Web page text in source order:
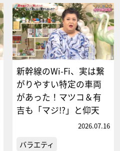
新幹線のWi-Fi、実は繋
がりやすい特定の車両
があった！マツコ＆有
吉も「マジ!?」と仰天
2026.07.16
バラエティ